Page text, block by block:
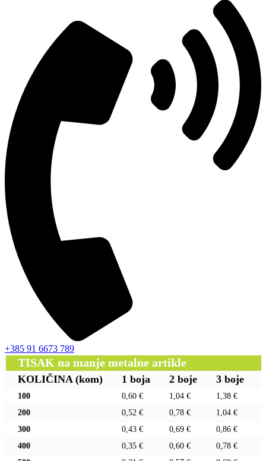
+385 91 6673 789
TISAK na manje metalne artikle
KOLIČINA (kom) 1 boja 2 boje 3 boje
100 0,60 € 1,04 € 1,38 €
200
0,52 € 0,78 € 1,04 €
300
0,43 € 0,69 € 0,86 €
400
0,35 € 0,60 € 0,78 €